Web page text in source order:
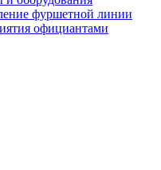
фуршетной линии
официантами